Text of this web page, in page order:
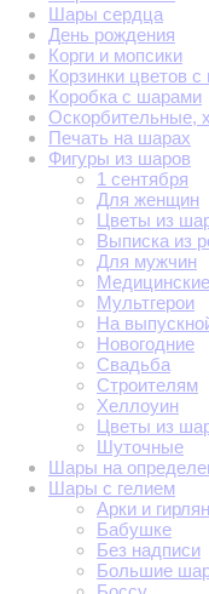
Шары сердца
День рождения
Корги и мопсики
Корзинки цветов
Коробка с шарами
Оскорбительные,
Печать на шарах
Фигуры из шаров
1 сентября
Для женщин
Цветы из
Выписка из
Для мужчин
Медицинские
Мультгерои
На
Новогодние
Свадьба
Строителям
Хеллоуин
Цветы из
Шуточные
Шары на
Шары с гелием
Арки и
Бабушке
Без надписи
Большие